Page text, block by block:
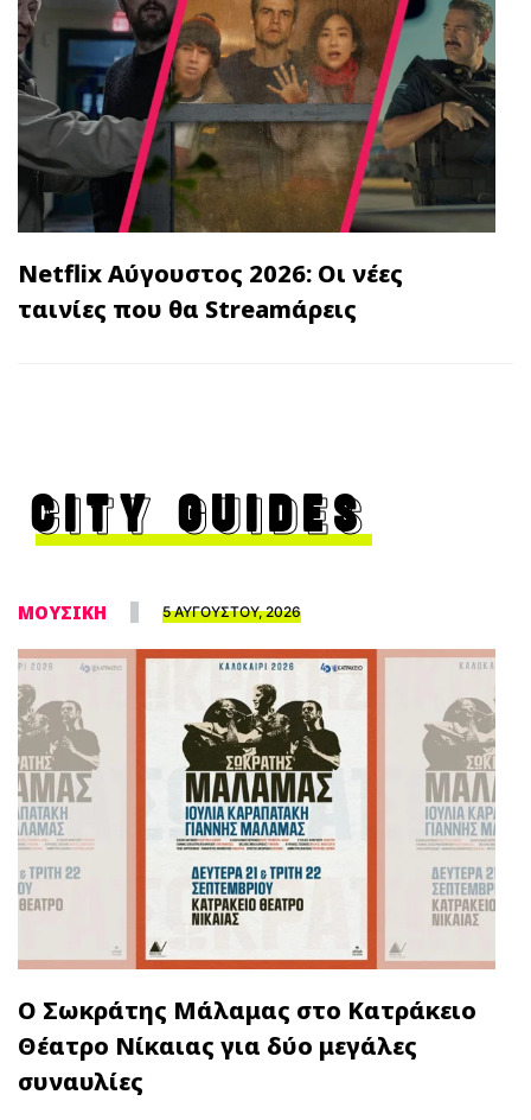
Netflix Αύγουστος 2026: Οι νέες
ταινίες που θα Streamάρεις
CITY GUIDES
ΜΟΥΣΙΚΗ 5 ΑΥΓΟΥΣΤΟΥ, 2026
Ο Σωκράτης Μάλαμας στο Κατράκειο
Θέατρο Νίκαιας για δύο μεγάλες
συναυλίες